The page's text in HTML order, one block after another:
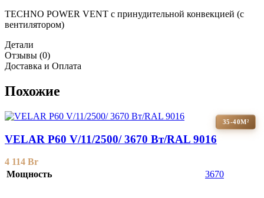
TECHNO POWER VENT с принудительной конвекцией (c
вентилятором)
Детали
Отзывы (0)
Доставка и Оплата
Похожие
35-40М²
VELAR P60 V/11/2500/ 3670 Bт/RAL 9016
4 114 Br
Мощность
3670